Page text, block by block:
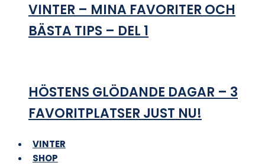
VINTER – MINA FAVORITER OCH
BÄSTA TIPS – DEL 1
HÖSTENS GLÖDANDE DAGAR – 3
FAVORITPLATSER JUST NU!
VINTER
SHOP